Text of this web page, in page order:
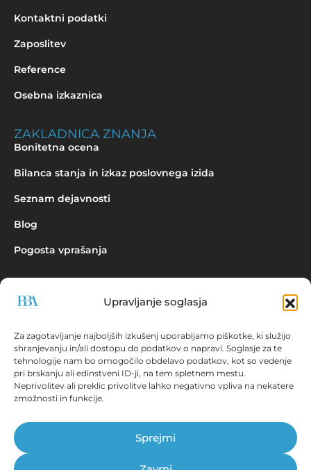
Upravljanje soglasja
Za zagotavljanje najboljših izkušenj uporabljamo piškotke, ki služijo
shranjevanju in/ali dostopu do podatkov o napravi. Soglasje za te
tehnologije nam bo omogočilo obdelavo podatkov, kot so vedenje
pri brskanju ali edinstveni ID-ji, na tem spletnem mestu.
Neprivolitev ali preklic privolitve lahko negativno vpliva na nekatere
zmožnosti in funkcije.
Sprejmi
Kontaktni podatki
Zaposlitev
Reference
Osebna izkaznica
ZAKLADNICA ZNANJA
Bonitetna ocena
Bilanca stanja in izkaz poslovnega izida
Seznam dejavnosti
Blog
Pogosta vprašanja
Povpraševanje
dostopni!
© Prva bonitetna agencija d.o.o., 2026.
Vse pravice pridržane. ISSN 2536-2712